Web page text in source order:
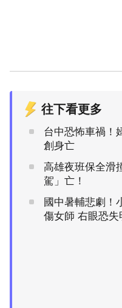
往下看更多
台中恐怖車禍！
創身亡
高雄夜班保全滑
駕」亡！
國中暑輔悲劇！
傷女師 右眼恐失